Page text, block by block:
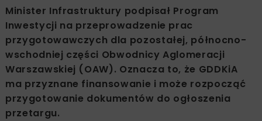
Minister Infrastruktury podpisał Program
Inwestycji na przeprowadzenie prac
przygotowawczych dla pozostałej, północno-
wschodniej części Obwodnicy Aglomeracji
Warszawskiej (OAW). Oznacza to, że GDDKiA
ma przyznane finansowanie i może rozpocząć
przygotowanie dokumentów do ogłoszenia
przetargu.